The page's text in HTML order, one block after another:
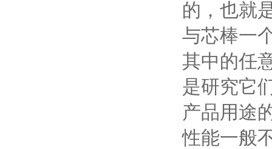
的，也就
与芯棒一
其中的任
是研究它
产品用途
性能一般